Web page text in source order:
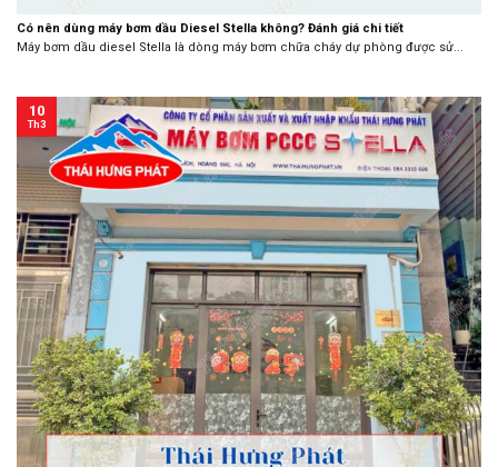
Có nên dùng máy bơm dầu Diesel Stella không? Đánh giá chi tiết
Máy bơm dầu diesel Stella là dòng máy bơm chữa cháy dự phòng được sử...
10
Th3